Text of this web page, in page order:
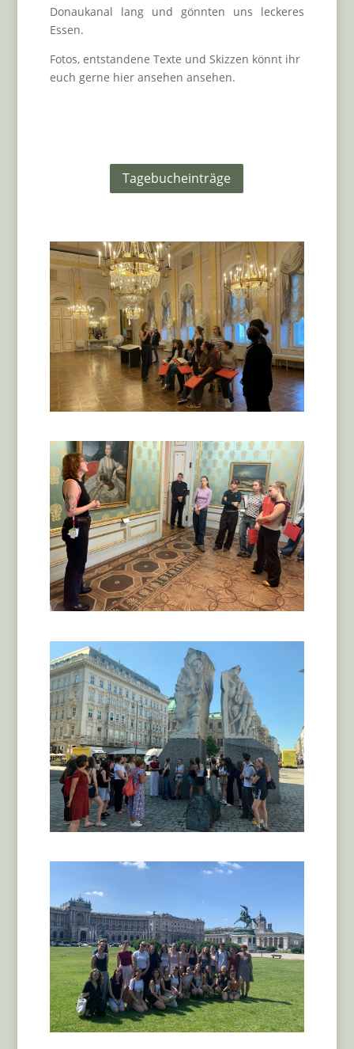
Donaukanal lang und gönnten uns leckeres
Essen.
Fotos, entstandene Texte und Skizzen könnt ihr
euch gerne hier ansehen ansehen.
Tagebucheinträge